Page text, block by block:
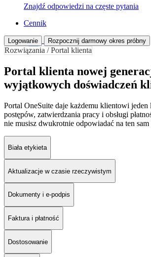
Znajdź odpowiedzi na częste pytania
Cennik
Logowanie Rozpocznij darmowy okres próbny
Rozwiązania / Portal klienta
Portal klienta nowej
wyjątkowych doświadczeń
Portal OneSuite daje każdemu klientowi jeden
postępów, zatwierdzania pracy i obsługi
nie musisz dwukrotnie odpowiadać na ten sam
Biała etykieta
Aktualizacje w czasie rzeczywistym
Dokumenty i e-podpis
Faktura i płatność
Dostosowanie